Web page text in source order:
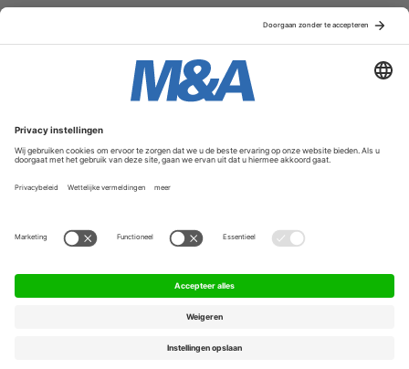
Service & Contact
Contact
FAQ
Werken bij ons
Algemene Voorwaarden